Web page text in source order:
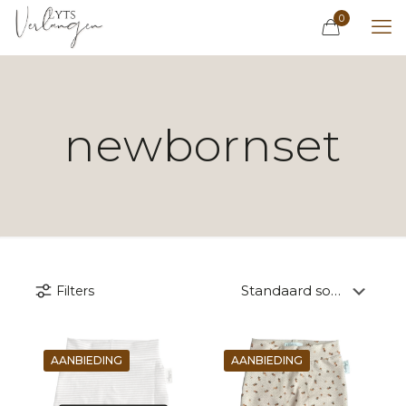
0
newbornset
Filters
AANBIEDING AANBIEDING